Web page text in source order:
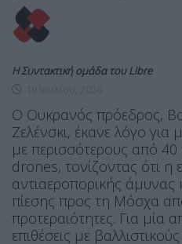
Η Συντακτική ομάδα του Libre
Ο Ουκρανός πρόεδρος,
Ζελένσκι, έκανε λόγο για
με περισσότερους από
drones, τονίζοντας ότι η
αντιαεροπορικής άμυνας
πίεσης προς τη Μόσχα
προτεραιότητες. Για μία
επιθέσεις με